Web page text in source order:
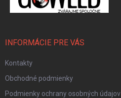
INFORMÁCIE PRE VÁS
Kontakty
Obchodné podmienky
Podmienky ochrany osobných údajov